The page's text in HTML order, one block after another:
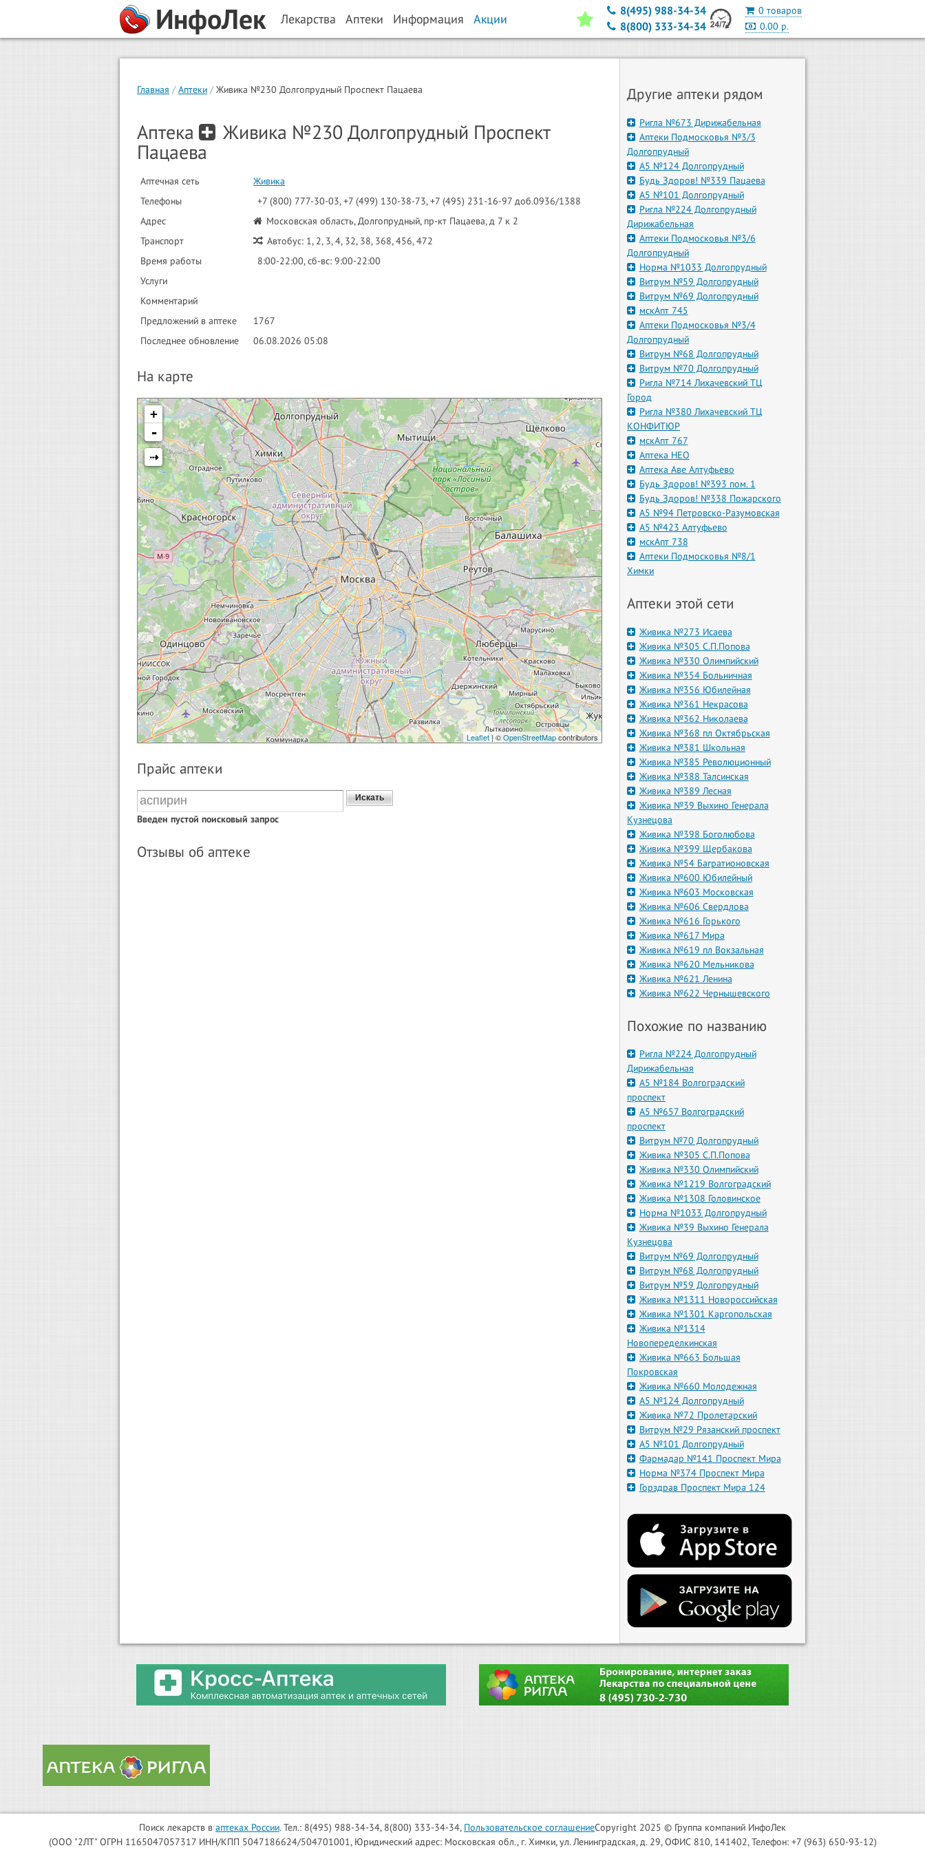
ИнфоЛек Лекарства Аптеки Информация Акции
0 товаров
0.00 р.
8(495) 988-34-34
8(800) 333-34-34
Главная Аптеки Живика №230 Долгопрудный Проспект Пацаева
Аптека Живика №230 Долгопрудный Проспект
Пацаева
Аптечная сеть
Живика
Телефоны
+7 (800) 777-30-03, +7 (499) 130-38-73, +7 (495) 231-16-97 доб.0936/1388
Адрес
Московская область, Долгопрудный, пр-кт Пацаева, д 7 к 2
Транспорт
Автобус: 1, 2, 3, 4, 32, 38, 368, 456, 472
Время работы
8:00-22:00, сб-вс: 9:00-22:00
Услуги
Комментарий
Предложений в аптеке
1767
Последнее обновление
06.08.2026 05:08
На карте
+
-
⇢
Leaflet | ©OpenStreetMapcontributors
Прайс аптеки
Введен пустой поисковый запрос
Отзывы об аптеке
Другие аптеки рядом
Ригла №673 Дирижабельная
Аптеки Подмосковья №3/3
Долгопрудный
А5 №124 Долгопрудный
Будь Здоров! №339 Пацаева
А5 №101 Долгопрудный
Ригла №224 Долгопрудный
Дирижабельная
Аптеки Подмосковья №3/6
Долгопрудный
Норма №1033 Долгопрудный
Витрум №59 Долгопрудный
Витрум №69 Долгопрудный
мскАпт 745
Аптеки Подмосковья №3/4
Долгопрудный
Витрум №68 Долгопрудный
Витрум №70 Долгопрудный
Ригла №714 Лихачевский ТЦ
Город
Ригла №380 Лихачевский ТЦ
КОНФИТЮР
мскАпт 767
Аптека НЕО
Аптека Аве Алтуфьево
Будь Здоров! №393 пом. 1
Будь Здоров! №338 Пожарского
А5 №94 Петровско-Разумовская
А5 №423 Алтуфьево
мскАпт 738
Аптеки Подмосковья №8/1
Химки
Аптеки этой сети
Живика №273 Исаева
Живика №305 С.П.Попова
Живика №330 Олимпийский
Живика №354 Больничная
Живика №356 Юбилейная
Живика №361 Некрасова
Живика №362 Николаева
Живика №368 пл Октябрьская
Живика №381 Школьная
Живика №385 Революционный
Живика №388 Талсинская
Живика №389 Лесная
Живика №39 Выхино Генерала
Кузнецова
Живика №398 Боголюбова
Живика №399 Щербакова
Живика №54 Багратионовская
Живика №600 Юбилейный
Живика №603 Московская
Живика №606 Свердлова
Живика №616 Горького
Живика №617 Мира
Живика №619 пл Вокзальная
Живика №620 Мельникова
Живика №621 Ленина
Живика №622 Чернышевского
Похожие по названию
Ригла №224 Долгопрудный
Дирижабельная
А5 №184 Волгоградский
проспект
А5 №657 Волгоградский
проспект
Витрум №70 Долгопрудный
Живика №305 С.П.Попова
Живика №330 Олимпийский
Живика №1219 Волгоградский
Живика №1308 Головинское
Норма №1033 Долгопрудный
Живика №39 Выхино Генерала
Кузнецова
Витрум №69 Долгопрудный
Витрум №68 Долгопрудный
Витрум №59 Долгопрудный
Живика №1311 Новороссийская
Живика №1301 Каргопольская
Живика №1314
Новопеределкинская
Живика №663 Большая
Покровская
Живика №660 Молодежная
А5 №124 Долгопрудный
Живика №72 Пролетарский
Витрум №29 Рязанский проспект
А5 №101 Долгопрудный
Фармадар №141 Проспект Мира
Норма №374 Проспект Мира
Горздрав Проспект Мира 124
Поиск лекарств в аптеках России. Тел.: 8(495) 988-34-34, 8(800) 333-34-34, Пользовательское соглашениеCopyright 2025 © Группа компаний ИнфоЛек
(ООО "2ЛТ" ОГРН 1165047057317 ИНН/КПП 5047186624/504701001, Юридический адрес: Московская обл., г. Химки, ул. Ленинградская, д. 29, ОФИС 810, 141402, Телефон: +7 (963) 650-93-12)